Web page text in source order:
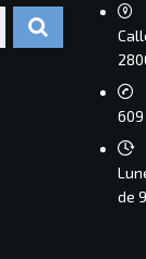
609
de